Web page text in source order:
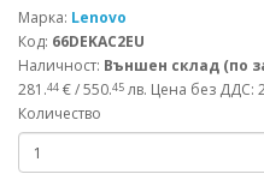
Марка: Lenovo
Код: 66DEKAC2EU
Наличност: Външен склад (по
281.44 € / 550.45 лв. Цена без ДДС:
Количество